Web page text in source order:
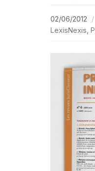
02/06/2012
LexisNexis